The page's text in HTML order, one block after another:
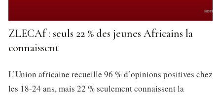
ZLECAf : seuls 22 % des jeunes Africains la
connaissent
L’Union africaine recueille 96 % d’opinions positives chez
les 18-24 ans, mais 22 % seulement connaissent la